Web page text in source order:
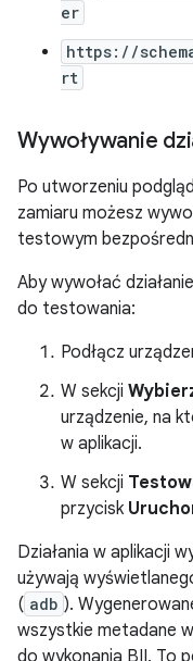
er
https://
rt
Wywoływanie
Po utworzeniu
zamiaru możesz
testowym
Aby wywołać
do testowania:
Podłącz
W sekcji
urządzenie, na
w aplikacji.
W sekcji
przycisk
Działania w aplikacji
używają
( adb ).
wszystkie metadane
do wykonania BII. To